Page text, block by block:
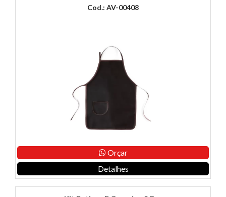
Cod.: AV-00408
Orçar
Detalhes